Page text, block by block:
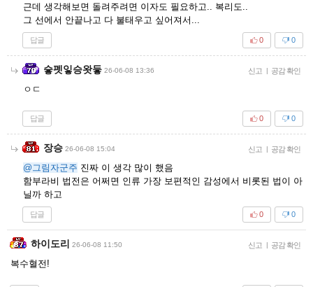
근데 생각해보면 돌려주려면 이자도 필요하고.. 복리도..
그 선에서 안끝나고 다 불태우고 싶어져서...
답글 0
0
슿펫잏승왓듷 26-06-08 13:36 신고 | 공감 확인
ㅇㄷ
답글 0
0
장승 26-06-08 15:04 신고 | 공감 확인
@그림자군주 진짜 이 생각 많이 했음
함부라비 법전은 어쩌면 인류 가장 보편적인 감성에서 비롯된 법이 아
닐까 하고
답글 0
0
하이도리 26-06-08 11:50 신고 | 공감 확인
복수혈전!